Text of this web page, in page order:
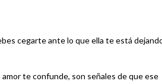
cegarte ante lo que ella te está
te confunde, son señales de que ese